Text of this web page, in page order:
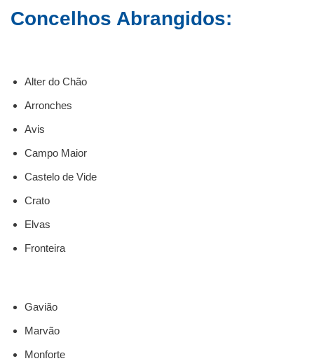
Concelhos Abrangidos:
Alter do Chão
Arronches
Avis
Campo Maior
Castelo de Vide
Crato
Elvas
Fronteira
Gavião
Marvão
Monforte